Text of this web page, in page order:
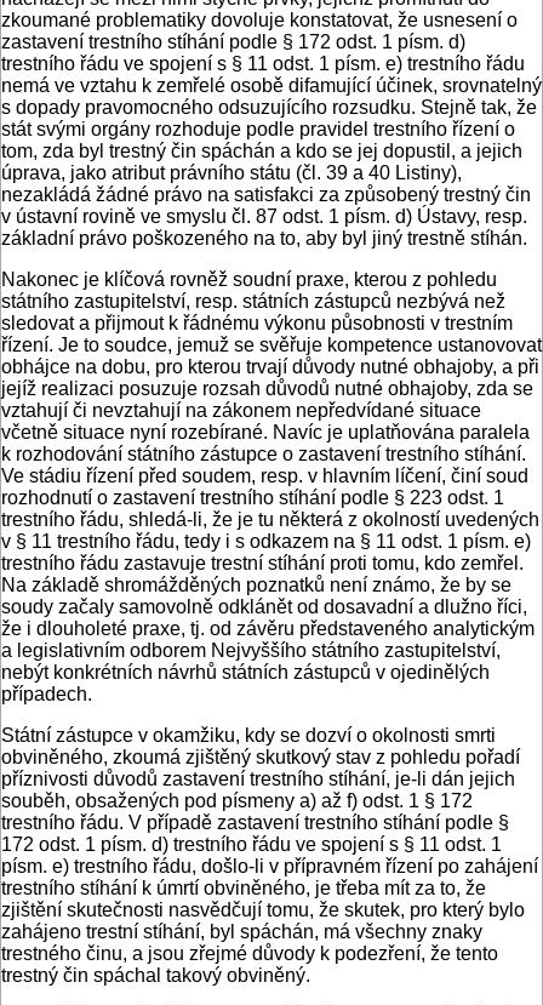
zkoumané problematiky dovoluje konstatovat, že usnesení o
zastavení trestního stíhání podle § 172 odst. 1 písm. d)
trestního řádu ve spojení s § 11 odst. 1 písm. e) trestního řádu
nemá ve vztahu k zemřelé osobě difamující účinek, srovnatelný
s dopady pravomocného odsuzujícího rozsudku. Stejně tak, že
stát svými orgány rozhoduje podle pravidel trestního řízení o
tom, zda byl trestný čin spáchán a kdo se jej dopustil, a jejich
úprava, jako atribut právního státu (čl. 39 a 40 Listiny),
nezakládá žádné právo na satisfakci za způsobený trestný čin
v ústavní rovině ve smyslu čl. 87 odst. 1 písm. d) Ústavy, resp.
základní právo poškozeného na to, aby byl jiný trestně stíhán.
Nakonec je klíčová rovněž soudní praxe, kterou z pohledu
státního zastupitelství, resp. státních zástupců nezbývá než
sledovat a přijmout k řádnému výkonu působnosti v trestním
řízení. Je to soudce, jemuž se svěřuje kompetence ustanovovat
obhájce na dobu, pro kterou trvají důvody nutné obhajoby, a při
jejíž realizaci posuzuje rozsah důvodů nutné obhajoby, zda se
vztahují či nevztahují na zákonem nepředvídané situace
včetně situace nyní rozebírané. Navíc je uplatňována paralela
k rozhodování státního zástupce o zastavení trestního stíhání.
Ve stádiu řízení před soudem, resp. v hlavním líčení, činí soud
rozhodnutí o zastavení trestního stíhání podle § 223 odst. 1
trestního řádu, shledá-li, že je tu některá z okolností uvedených
v § 11 trestního řádu, tedy i s odkazem na § 11 odst. 1 písm. e)
trestního řádu zastavuje trestní stíhání proti tomu, kdo zemřel.
Na základě shromážděných poznatků není známo, že by se
soudy začaly samovolně odklánět od dosavadní a dlužno říci,
že i dlouholeté praxe, tj. od závěru představeného analytickým
a legislativním odborem Nejvyššího státního zastupitelství,
nebýt konkrétních návrhů státních zástupců v ojedinělých
případech.
Státní zástupce v okamžiku, kdy se dozví o okolnosti smrti
obviněného, zkoumá zjištěný skutkový stav z pohledu pořadí
příznivosti důvodů zastavení trestního stíhání, je-li dán jejich
souběh, obsažených pod písmeny a) až f) odst. 1 § 172
trestního řádu. V případě zastavení trestního stíhání podle §
172 odst. 1 písm. d) trestního řádu ve spojení s § 11 odst. 1
písm. e) trestního řádu, došlo-li v přípravném řízení po zahájení
trestního stíhání k úmrtí obviněného, je třeba mít za to, že
zjištění skutečnosti nasvědčují tomu, že skutek, pro který bylo
zahájeno trestní stíhání, byl spáchán, má všechny znaky
trestného činu, a jsou zřejmé důvody k podezření, že tento
trestný čin spáchal takový obviněný.